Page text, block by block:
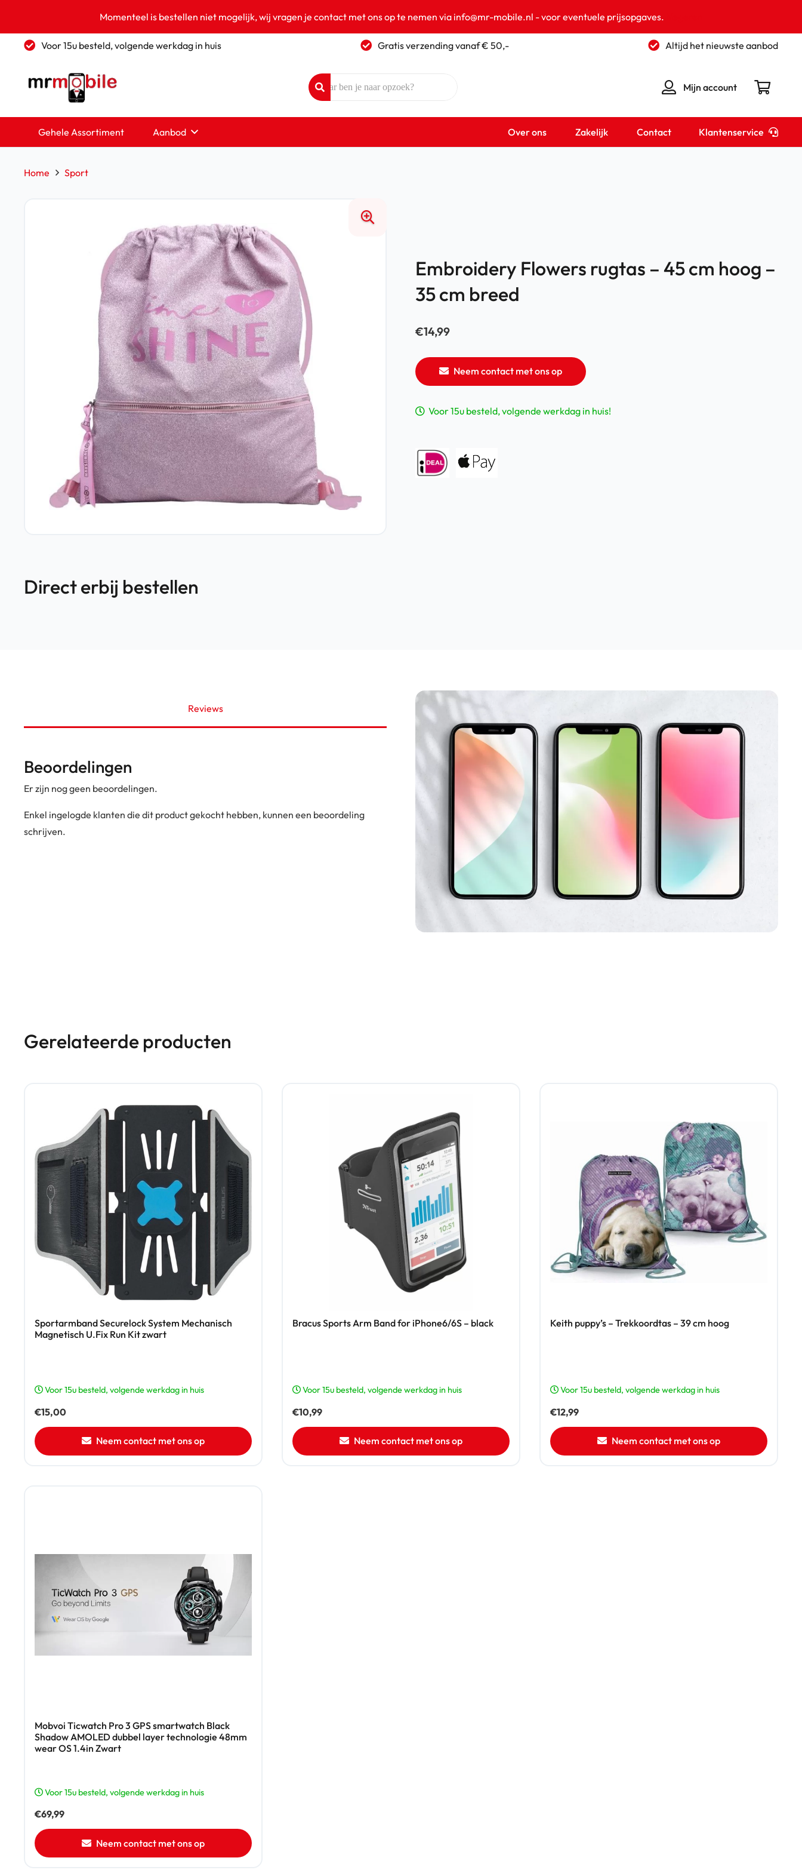
Momenteel is bestellen niet mogelijk, wij vragen je contact met ons op te nemen via info@mr-mobile.nl - voor eventuele prijsopgaves.
Voor 15u besteld, volgende werkdag in huis Gratis verzending vanaf € 50,- Altijd het nieuwste aanbod
Mijn account
Gehele Assortiment Aanbod Over ons Zakelijk Contact Klantenservice
Home Sport
Embroidery Flowers rugtas – 45 cm hoog –
35 cm breed
€14,99
Neem contact met ons op
Voor 15u besteld, volgende werkdag in huis!
Direct erbij bestellen
Reviews
Beoordelingen
Er zijn nog geen beoordelingen.
Enkel ingelogde klanten die dit product gekocht hebben, kunnen een beoordeling
schrijven.
Gerelateerde producten
Sportarmband Securelock System Mechanisch
Magnetisch U.Fix Run Kit zwart
Voor 15u besteld, volgende werkdag in huis
€15,00
Neem contact met ons op
Bracus Sports Arm Band for iPhone6/6S – black
Voor 15u besteld, volgende werkdag in huis
€10,99
Neem contact met ons op
Keith puppy’s – Trekkoordtas – 39 cm hoog
Voor 15u besteld, volgende werkdag in huis
€12,99
Neem contact met ons op
Mobvoi Ticwatch Pro 3 GPS smartwatch Black
Shadow AMOLED dubbel layer technologie 48mm
wear OS 1.4in Zwart
Voor 15u besteld, volgende werkdag in huis
€69,99
Neem contact met ons op